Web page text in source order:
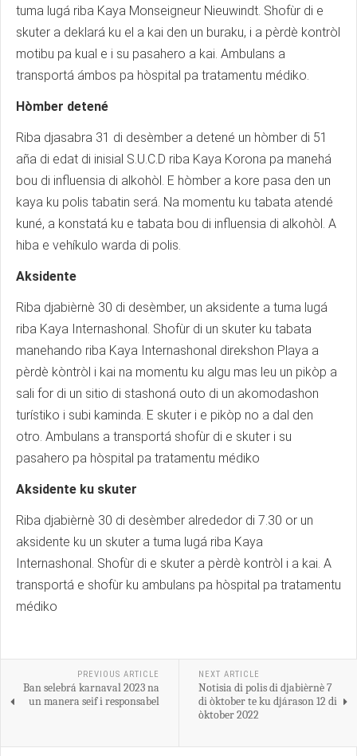
tuma lugá riba Kaya Monseigneur Nieuwindt. Shofùr di e
skuter a deklará ku el a kai den un buraku, i a pèrdè kontròl
motibu pa kual e i su pasahero a kai. Ambulans a
transportá ámbos pa hòspital pa tratamentu médiko.
Hòmber detené
Riba djasabra 31 di desèmber a detené un hòmber di 51
aña di edat di inisial S.U.C.D riba Kaya Korona pa manehá
bou di influensia di alkohòl. E hòmber a kore pasa den un
kaya ku polis tabatin será. Na momentu ku tabata atendé
kuné, a konstatá ku e tabata bou di influensia di alkohòl. A
hiba e vehíkulo warda di polis.
Aksidente
Riba djabièrnè 30 di desèmber, un aksidente a tuma lugá
riba Kaya Internashonal. Shofùr di un skuter ku tabata
manehando riba Kaya Internashonal direkshon Playa a
pèrdè kòntròl i kai na momentu ku algu mas leu un pikòp a
sali for di un sitio di stashoná outo di un akomodashon
turístiko i subi kaminda. E skuter i e pikòp no a dal den
otro. Ambulans a transportá shofùr di e skuter i su
pasahero pa hòspital pa tratamentu médiko
Aksidente ku skuter
Riba djabièrnè 30 di desèmber alrededor di 7.30 or un
aksidente ku un skuter a tuma lugá riba Kaya
Internashonal. Shofùr di e skuter a pèrdè kontròl i a kai. A
transportá e shofùr ku ambulans pa hòspital pa tratamentu
médiko
PREVIOUS ARTICLE
Ban selebrá karnaval 2023 na
un manera seif i responsabel
NEXT ARTICLE
Notisia di polis di djabièrnè 7
di òktober te ku djárason 12 di
òktober 2022